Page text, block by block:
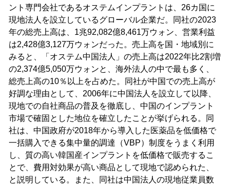
ント専門会社であるオステムインプラントは、26カ国に
現地法人を設立しているグローバル企業だ。同社の2023
年の総売上高は、1兆92,082億8,461万ウォン、営業利益
は2,428億3,127万ウォンだった。売上高を国・地域別に
みると、「オステム中国法人」の売上高は2022年比2割増
の2,374億5,050万ウォンと、海外法人の中で最も多く、
総売上高の10％以上を占めた。同社が中国での売上高が
好調な理由として、2006年に中国法人を設立して以降、
現地での自社商品の普及を徹底し、中国のインプラント
市場で確固とした地位を確立したことが挙げられる。同
社は、中国政府が2018年から導入した医薬品を低価格で
一括購入できる集中量的調達（VBP）制度をうまく利用
し、質の高い韓国産インプラントを低価格で販売するこ
とで、費用対効果が高い商品として現地で認められた、
と説明している。また、同社は中国法人の現地従業員数